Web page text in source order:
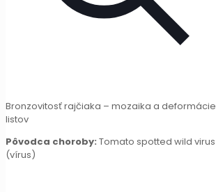
Bronzovitosť rajčiaka – mozaika a deformácie
listov
Pôvodca choroby: Tomato spotted wild virus
(vírus)